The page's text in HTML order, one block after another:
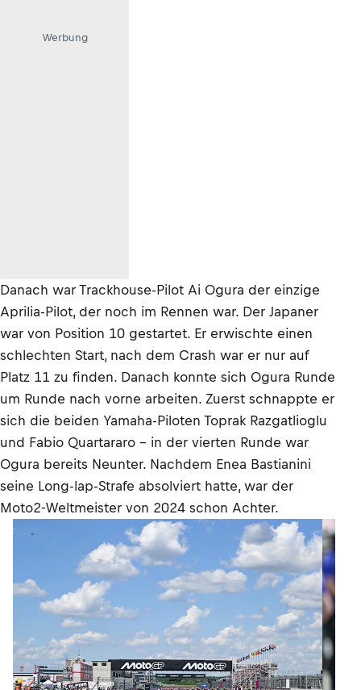
Werbung
Danach war Trackhouse-Pilot Ai Ogura der einzige
Aprilia-Pilot, der noch im Rennen war. Der Japaner
war von Position 10 gestartet. Er erwischte einen
schlechten Start, nach dem Crash war er nur auf
Platz 11 zu finden. Danach konnte sich Ogura Runde
um Runde nach vorne arbeiten. Zuerst schnappte er
sich die beiden Yamaha-Piloten Toprak Razgatlioglu
und Fabio Quartararo – in der vierten Runde war
Ogura bereits Neunter. Nachdem Enea Bastianini
seine Long-lap-Strafe absolviert hatte, war der
Moto2-Weltmeister von 2024 schon Achter.